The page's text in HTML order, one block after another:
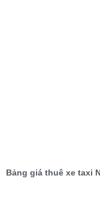
Bảng giá thuê xe taxi